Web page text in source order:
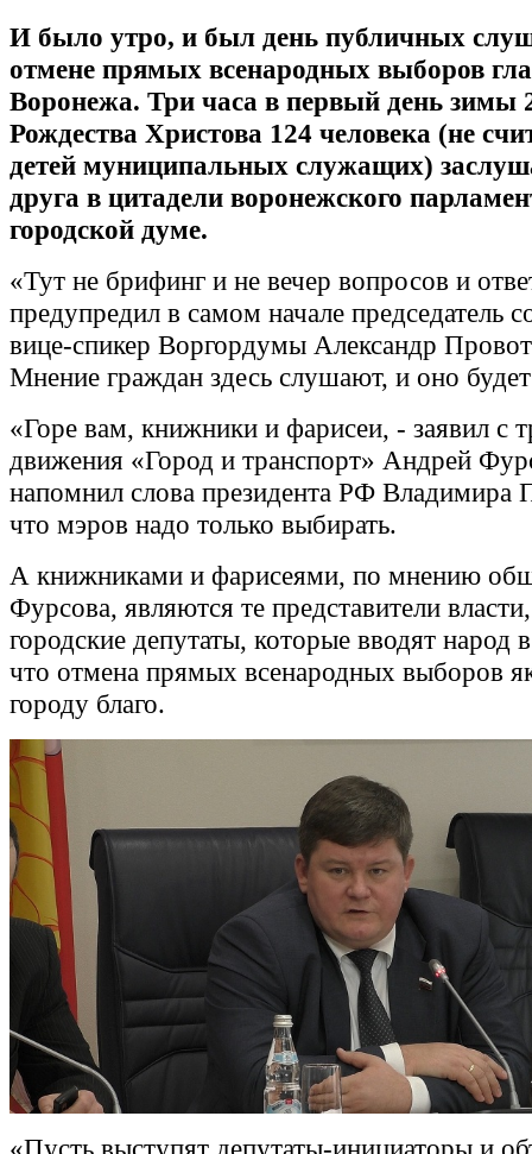
И было утро, и был день публичных
отмене прямых всенародных выборов
Воронежа. Три часа в первый день зимы
Рождества Христова 124 человека (не
детей муниципальных служащих)
друга в цитадели воронежского
городской думе.
«Тут не брифинг и не вечер вопросов и
предупредил в самом начале председатель
вице-спикер Воргордумы Александр
Мнение граждан здесь слушают, и оно
«Горе вам, книжники и фарисеи, - заявил с
движения «Город и транспорт» Андрей
напомнил слова президента РФ Владимира
что мэров надо только выбирать.
А книжниками и фарисеями, по мнению
Фурсова, являются те представители
городские депутаты, которые вводят народ
что отмена прямых всенародных выборов
городу благо.